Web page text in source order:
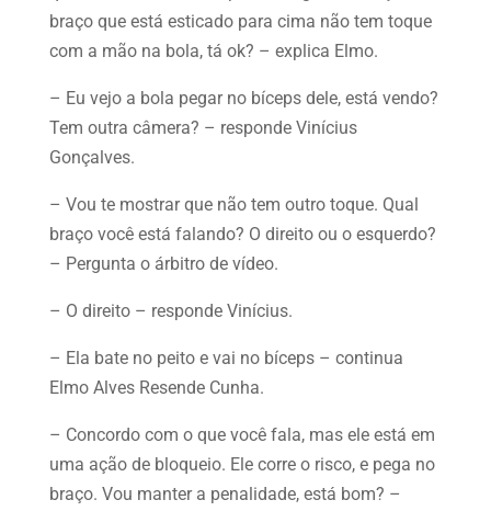
braço que está esticado para cima não tem toque
com a mão na bola, tá ok? – explica Elmo.
– Eu vejo a bola pegar no bíceps dele, está vendo?
Tem outra câmera? – responde Vinícius
Gonçalves.
– Vou te mostrar que não tem outro toque. Qual
braço você está falando? O direito ou o esquerdo?
– Pergunta o árbitro de vídeo.
– O direito – responde Vinícius.
– Ela bate no peito e vai no bíceps – continua
Elmo Alves Resende Cunha.
– Concordo com o que você fala, mas ele está em
uma ação de bloqueio. Ele corre o risco, e pega no
braço. Vou manter a penalidade, está bom? –